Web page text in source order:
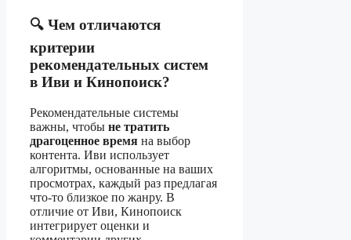
🔍 Чем отличаются
критерии
рекомендательных систем
в Иви и Кинопоиск?
Рекомендательные системы
важны, чтобы не тратить
драгоценное время на выбор
контента. Иви использует
алгоритмы, основанные на ваших
просмотрах, каждый раз предлагая
что-то близкое по жанру. В
отличие от Иви, Кинопоиск
интегрирует оценки и